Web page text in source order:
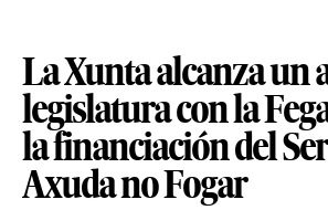
La Xunta alcanza un
legislatura con la
la financiación del
Axuda no Fogar